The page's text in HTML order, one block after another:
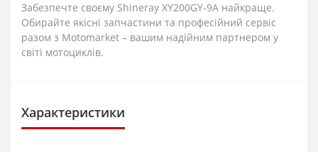
Забезпечте своєму Shineray XY200GY-9A найкраще.
Обирайте якісні запчастини та професійний сервіс
разом з Motomarket – вашим надійним партнером у
світі мотоциклів.
Характеристики